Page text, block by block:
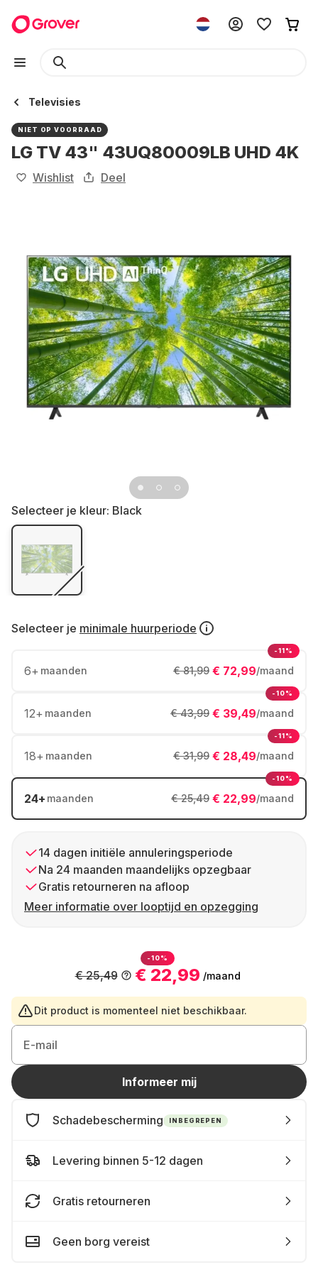
Televisies
NIET OP VOORRAAD
LG TV 43" 43UQ80009LB UHD 4K
Wishlist Deel
Selecteer je kleur: Black
Selecteer je minimale huurperiode
6+ maanden € 72,99/maand
€ 81,99
-11%
12+ maanden € 39,49/maand
€ 43,99
-10%
18+ maanden € 28,49/maand
€ 31,99
-11%
24+ maanden € 22,99/maand
€ 25,49
-10%
14 dagen initiële annuleringsperiode
Na 24 maanden maandelijks opzegbaar
Gratis retourneren na afloop
Meer informatie over looptijd en opzegging
-10%
€ 22,99 /maand
€ 25,49
Dit product is momenteel niet beschikbaar.
E-mail
Informeer mij
Schadebescherming INBEGREPEN
Levering binnen 5-12 dagen
Gratis retourneren
Geen borg vereist